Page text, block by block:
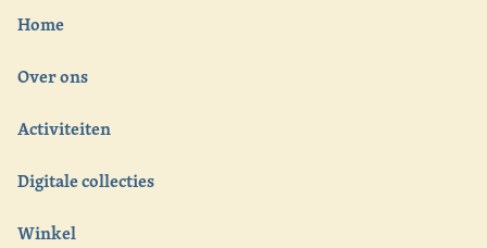
Home
Over ons
Activiteiten
Digitale collecties
Winkel